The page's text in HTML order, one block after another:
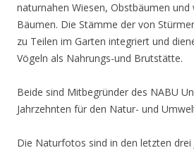
naturnahen Wiesen, Obstbäumen und
Bäumen. Die Stämme der von
zu Teilen im Garten integriert und
Vögeln als Nahrungs-und Brutstätte.
Beide sind Mitbegründer des NABU
Jahrzehnten für den Natur- und
Die Naturfotos sind in den letzten drei